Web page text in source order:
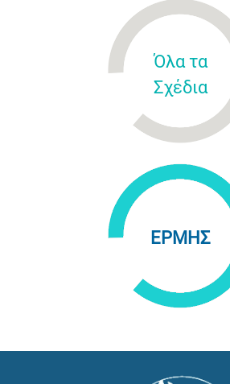
Όλα τα
Σχέδια
ΕΡΜΗΣ